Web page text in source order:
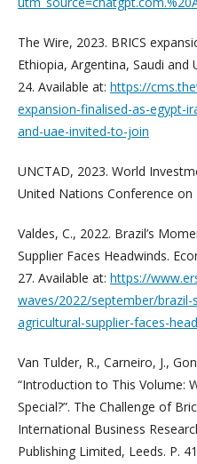
The Wire, 2023. BRICS
Ethiopia, Argentina, Saudi and
24. Available at: https://
expansion-finalised-as-egypt-
and-uae-invited-to-join
UNCTAD, 2023. World
United Nations Conference
Valdes, C., 2022. Brazil’s
Supplier Faces Headwinds.
27. Available at: https://
waves/2022/september/
agricultural-supplier-faces-
Van Tulder, R., Carneiro, J.,
“Introduction to This Volume:
Special?”. The Challenge of
International Business
Publishing Limited, Leeds. P.